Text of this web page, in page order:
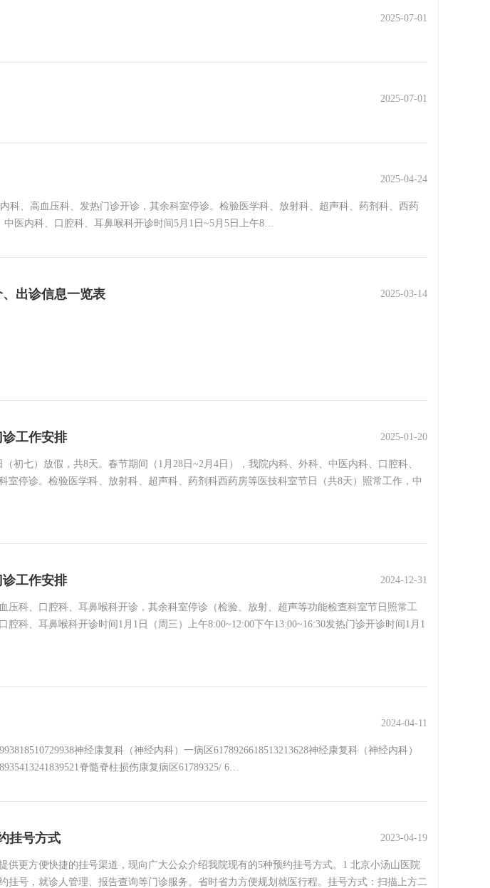
2025-07-01
2025-07-01
2025-04-24
、高血压科、发热门诊开诊，其余科室停诊。检验医学科、放射科、超声科、药剂科、西药
医内科、口腔科、耳鼻喉科开诊时间5月1日~5月5日上午8…
、出诊信息一览表 2025-03-14
诊工作安排 2025-01-20
初七）放假，共8天。春节期间（1月28日~2月4日），我院内科、外科、中医内科、口腔科、
室停诊。检验医学科、放射科、超声科、药剂科西药房等医技科室节日（共8天）照常工作，中
诊工作安排 2024-12-31
压科、口腔科、耳鼻喉科开诊，其余科室停诊（检验、放射、超声等功能检查科室节日照常工
科、耳鼻喉科开诊时间1月1日（周三）上午8:00~12:00下午13:00~16:30发热门诊开诊时间1月1
2024-04-11
神经康复科（神经内科）一病区6178926618513213628神经康复科（神经内科）
脊髓脊柱损伤康复病区61789325/ 6…
挂号方式 2023-04-19
供更方便快捷的挂号渠道，现向广大公众介绍我院现有的5种预约挂号方式。1 北京小汤山医院
挂号，就诊人管理、报告查询等门诊服务。省时省力方便规划就医行程。挂号方式：扫描上方二